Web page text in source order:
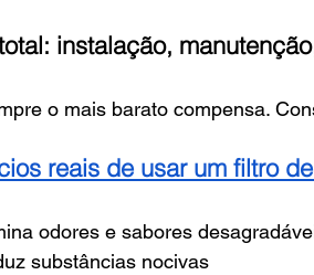
instalação,
o mais barato compensa.
reais de usar um filtro
odores e sabores
substâncias nocivas